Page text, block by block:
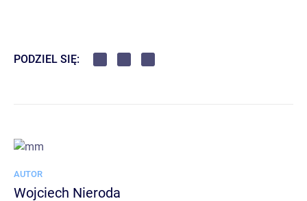
PODZIEL SIĘ:
AUTOR
Wojciech Nieroda